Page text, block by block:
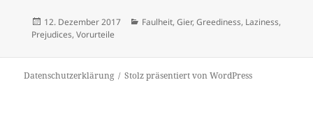
Veröffentlicht
am
12. Dezember 2017 Kategorien
Faulheit, Gier, Greediness, Laziness,
Prejudices, Vorurteile
Datenschutzerklärung Stolz präsentiert von WordPress